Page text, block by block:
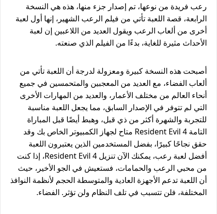
رعب فريدة من نوعها، تم إصدار جزء منها، هذه هي النسخة
الرابعة، قصة اللعبة تأتي من فيلم الرعب الشهير، إنها أول لعبة
أخرى من ألعاب الرعب ويقول العديد من اللاعبين إن لعبة
الأحداث مثيرة للغاية، بدءًا من الفيلم الذي صنعته.
أصبحت هذه النسخة كبيرة ومعزولة لدرجة أن اللعبة تأتي من
ألعاب الفضاء، مع العديد من المعجبين والمتحمسين في جميع
أنحاء العالم من مختلف الأعمار، والعديد من المهارات الأخرى
التي لم تتوفر في الإصدار السابق، مما يجعل اللعبة مناسبة
للتجربة والشهرة أكثر من ذي قبل، وهبط أيضًا قبل المباراة
التامة Resident Evil 4 متاح لجهاز الكمبيوتر الخاص بك وقد
حقق نجاحًا كبيرًا، بفضل المستخدمين الذين يعتبرون اللعبة
أفضل لعبة رعب، يمكنك الآن تنزيل Resident Evil 4، إذا كنت
من محبي الرعب والحمامات، فستعيش في الجو الأخير، حيث
أن اللعبة تدعم الأجهزة العادية والمتوسطة الحجم لأنظمة النوافذ
المختلفة، فلن تتسبب في تلف النظام ولن تؤثر. الفضاء.